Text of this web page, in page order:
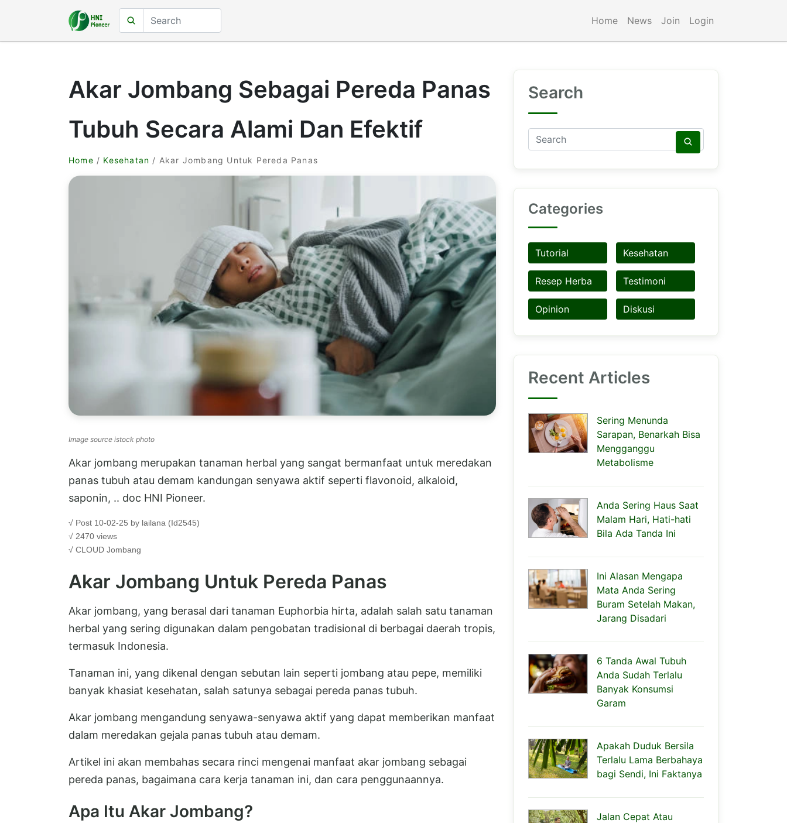
Home News Join Login
Akar Jombang Sebagai Pereda Panas
Tubuh Secara Alami Dan Efektif
Home / Kesehatan / Akar Jombang Untuk Pereda Panas
Image source istock photo
Akar jombang merupakan tanaman herbal yang sangat bermanfaat untuk meredakan
panas tubuh atau demam kandungan senyawa aktif seperti flavonoid, alkaloid,
saponin, .. doc HNI Pioneer.
√ Post 10-02-25 by lailana (Id2545)
√ 2470 views
√ CLOUD Jombang
Akar Jombang Untuk Pereda Panas
Akar jombang, yang berasal dari tanaman Euphorbia hirta, adalah salah satu tanaman
herbal yang sering digunakan dalam pengobatan tradisional di berbagai daerah tropis,
termasuk Indonesia.
Tanaman ini, yang dikenal dengan sebutan lain seperti jombang atau pepe, memiliki
banyak khasiat kesehatan, salah satunya sebagai pereda panas tubuh.
Akar jombang mengandung senyawa-senyawa aktif yang dapat memberikan manfaat
dalam meredakan gejala panas tubuh atau demam.
Artikel ini akan membahas secara rinci mengenai manfaat akar jombang sebagai
pereda panas, bagaimana cara kerja tanaman ini, dan cara penggunaannya.
Apa Itu Akar Jombang?
Search
Categories
Tutorial Kesehatan
Resep Herba Testimoni
Opinion Diskusi
Recent Articles
Sering Menunda
Sarapan, Benarkah Bisa
Mengganggu
Metabolisme
Anda Sering Haus Saat
Malam Hari, Hati-hati
Bila Ada Tanda Ini
Ini Alasan Mengapa
Mata Anda Sering
Buram Setelah Makan,
Jarang Disadari
6 Tanda Awal Tubuh
Anda Sudah Terlalu
Banyak Konsumsi
Garam
Apakah Duduk Bersila
Terlalu Lama Berbahaya
bagi Sendi, Ini Faktanya
Jalan Cepat Atau